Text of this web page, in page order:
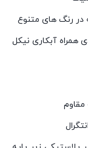
در رنگ های متنوع
همراه آبکاری نیکل